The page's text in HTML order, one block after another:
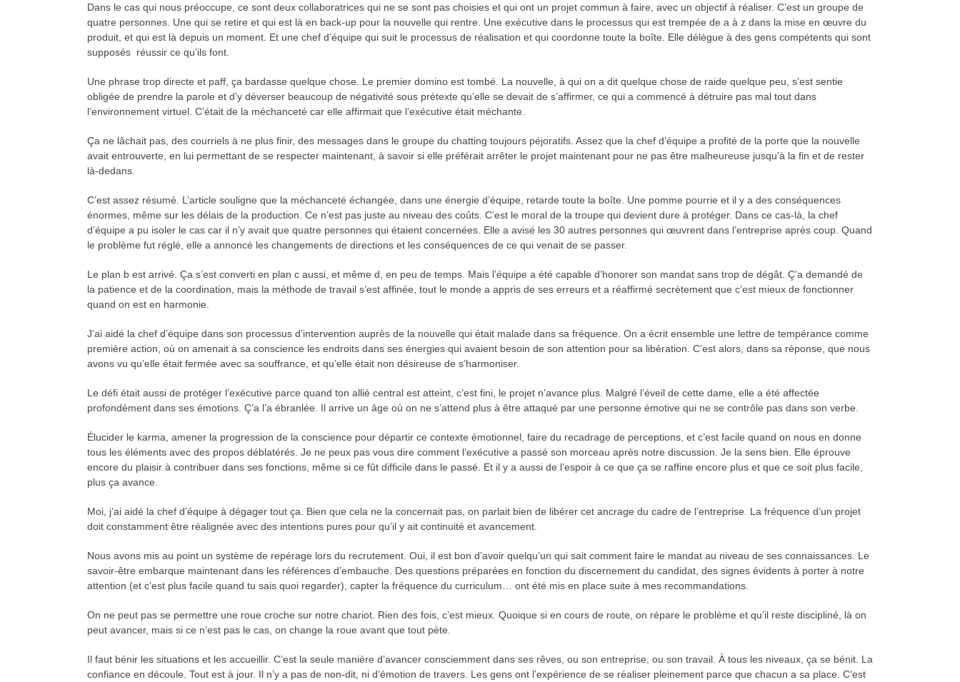
Dans le cas qui nous préoccupe, ce sont deux collaboratrices qui ne se sont pas choisies et qui ont un projet commun à faire, avec un objectif à réaliser. C’est un groupe de
quatre personnes. Une qui se retire et qui est là en back-up pour la nouvelle qui rentre. Une exécutive dans le processus qui est trempée de a à z dans la mise en œuvre du
produit, et qui est là depuis un moment. Et une chef d’équipe qui suit le processus de réalisation et qui coordonne toute la boîte. Elle délègue à des gens compétents qui sont
supposés réussir ce qu’ils font.
Une phrase trop directe et paff, ça bardasse quelque chose. Le premier domino est tombé. La nouvelle, à qui on a dit quelque chose de raide quelque peu, s’est sentie
obligée de prendre la parole et d’y déverser beaucoup de négativité sous prétexte qu’elle se devait de s’affirmer, ce qui a commencé à détruire pas mal tout dans
l’environnement virtuel. C’était de la méchanceté car elle affirmait que l’exécutive était méchante.
Ça ne lâchait pas, des courriels à ne plus finir, des messages dans le groupe du chatting toujours péjoratifs. Assez que la chef d’équipe a profité de la porte que la nouvelle
avait entrouverte, en lui permettant de se respecter maintenant, à savoir si elle préférait arrêter le projet maintenant pour ne pas être malheureuse jusqu’à la fin et de rester
là-dedans.
C’est assez résumé. L’article souligne que la méchanceté échangée, dans une énergie d’équipe, retarde toute la boîte. Une pomme pourrie et il y a des conséquences
énormes, même sur les délais de la production. Ce n’est pas juste au niveau des coûts. C’est le moral de la troupe qui devient dure à protéger. Dans ce cas-là, la chef
d’équipe a pu isoler le cas car il n’y avait que quatre personnes qui étaient concernées. Elle a avisé les 30 autres personnes qui œuvrent dans l’entreprise après coup. Quand
le problème fut réglé, elle a annoncé les changements de directions et les conséquences de ce qui venait de se passer.
Le plan b est arrivé. Ça s’est converti en plan c aussi, et même d, en peu de temps. Mais l’équipe a été capable d’honorer son mandat sans trop de dégât. Ç’a demandé de
la patience et de la coordination, mais la méthode de travail s’est affinée, tout le monde a appris de ses erreurs et a réaffirmé secrètement que c’est mieux de fonctionner
quand on est en harmonie.
J’ai aidé la chef d’équipe dans son processus d’intervention auprès de la nouvelle qui était malade dans sa fréquence. On a écrit ensemble une lettre de tempérance comme
première action, où on amenait à sa conscience les endroits dans ses énergies qui avaient besoin de son attention pour sa libération. C’est alors, dans sa réponse, que nous
avons vu qu’elle était fermée avec sa souffrance, et qu’elle était non désireuse de s’harmoniser.
Le défi était aussi de protéger l’exécutive parce quand ton allié central est atteint, c’est fini, le projet n’avance plus. Malgré l’éveil de cette dame, elle a été affectée
profondément dans ses émotions. Ç’a l’a ébranlée. Il arrive un âge où on ne s’attend plus à être attaqué par une personne émotive qui ne se contrôle pas dans son verbe.
Élucider le karma, amener la progression de la conscience pour départir ce contexte émotionnel, faire du recadrage de perceptions, et c’est facile quand on nous en donne
tous les éléments avec des propos déblatérés. Je ne peux pas vous dire comment l’exécutive a passé son morceau après notre discussion. Je la sens bien. Elle éprouve
encore du plaisir à contribuer dans ses fonctions, même si ce fût difficile dans le passé. Et il y a aussi de l’espoir à ce que ça se raffine encore plus et que ce soit plus facile,
plus ça avance.
Moi, j’ai aidé la chef d’équipe à dégager tout ça. Bien que cela ne la concernait pas, on parlait bien de libérer cet ancrage du cadre de l’entreprise. La fréquence d’un projet
doit constamment être réalignée avec des intentions pures pour qu’il y ait continuité et avancement.
Nous avons mis au point un système de repérage lors du recrutement. Oui, il est bon d’avoir quelqu’un qui sait comment faire le mandat au niveau de ses connaissances. Le
savoir-être embarque maintenant dans les références d’embauche. Des questions préparées en fonction du discernement du candidat, des signes évidents à porter à notre
attention (et c’est plus facile quand tu sais quoi regarder), capter la fréquence du curriculum… ont été mis en place suite à mes recommandations.
On ne peut pas se permettre une roue croche sur notre chariot. Rien des fois, c’est mieux. Quoique si en cours de route, on répare le problème et qu’il reste discipliné, là on
peut avancer, mais si ce n’est pas le cas, on change la roue avant que tout pète.
Il faut bénir les situations et les accueillir. C’est la seule manière d’avancer consciemment dans ses rêves, ou son entreprise, ou son travail. À tous les niveaux, ça se bénit. La
confiance en découle. Tout est à jour. Il n’y a pas de non-dit, ni d’émotion de travers. Les gens ont l’expérience de se réaliser pleinement parce que chacun a sa place. C’est